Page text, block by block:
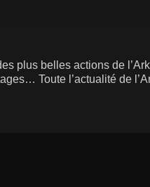
plus belles actions de
Toute l’actualité de